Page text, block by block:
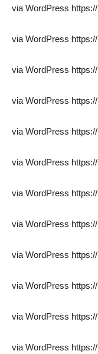
via WordPress
via WordPress
via WordPress
via WordPress
via WordPress
via WordPress
via WordPress
via WordPress
via WordPress
via WordPress
via WordPress
via WordPress